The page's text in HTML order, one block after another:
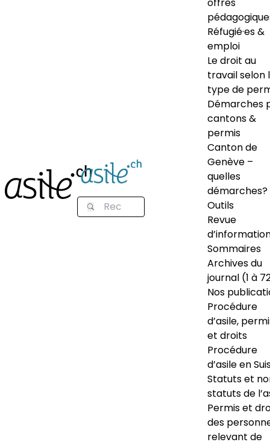
Réfugié·es &
emploi
Le droit au
travail selon
type de
Démarches
cantons &
permis
Canton de
Genève –
quelles
démarches?
Outils
Revue
Sommaires
Archives du
journal (1 à
Nos
Procédure
d’asile,
et droits
Procédure
d’asile en
Statuts et
statuts de
Permis et
des
relevant de